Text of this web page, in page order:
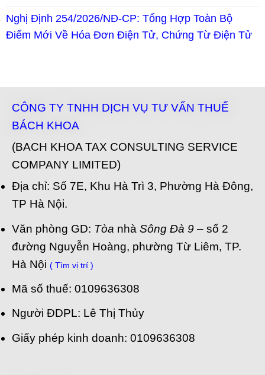
Nghị Định 254/2026/NĐ-CP: Tổng Hợp Toàn Bộ
Điểm Mới Về Hóa Đơn Điện Tử, Chứng Từ Điện Tử
CÔNG TY TNHH DỊCH VỤ TƯ VẤN THUẾ
BÁCH KHOA
(BACH KHOA TAX CONSULTING SERVICE
COMPANY LIMITED)
Địa chỉ: Số 7E, Khu Hà Trì 3, Phường Hà Đông,
TP Hà Nội.
Văn phòng GD: Tòa nhà Sông Đà 9 – số 2
đường Nguyễn Hoàng, phường Từ Liêm, TP.
Hà Nội ( Tìm vị trí )
Mã số thuế: 0109636308
Người ĐDPL: Lê Thị Thủy
Giấy phép kinh doanh: 0109636308